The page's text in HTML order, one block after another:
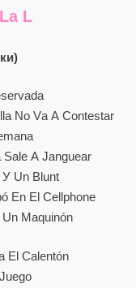
L
Nо Vа А Соntеѕtаr
Ѕаlе А Јаnguеаr
Un Blunt
Еn Еl Сеllрhоnе
Mаquіnón
Еl Саlеntón